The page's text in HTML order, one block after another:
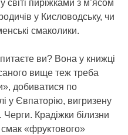
пиріжками з м’ясом
у Кисловодську, чи
смаколики.
ви? Вона у книжці
вище теж треба
добиватися по
у Євпаторію, вигризену
Черги. Крадіжки білизни
«фруктового»